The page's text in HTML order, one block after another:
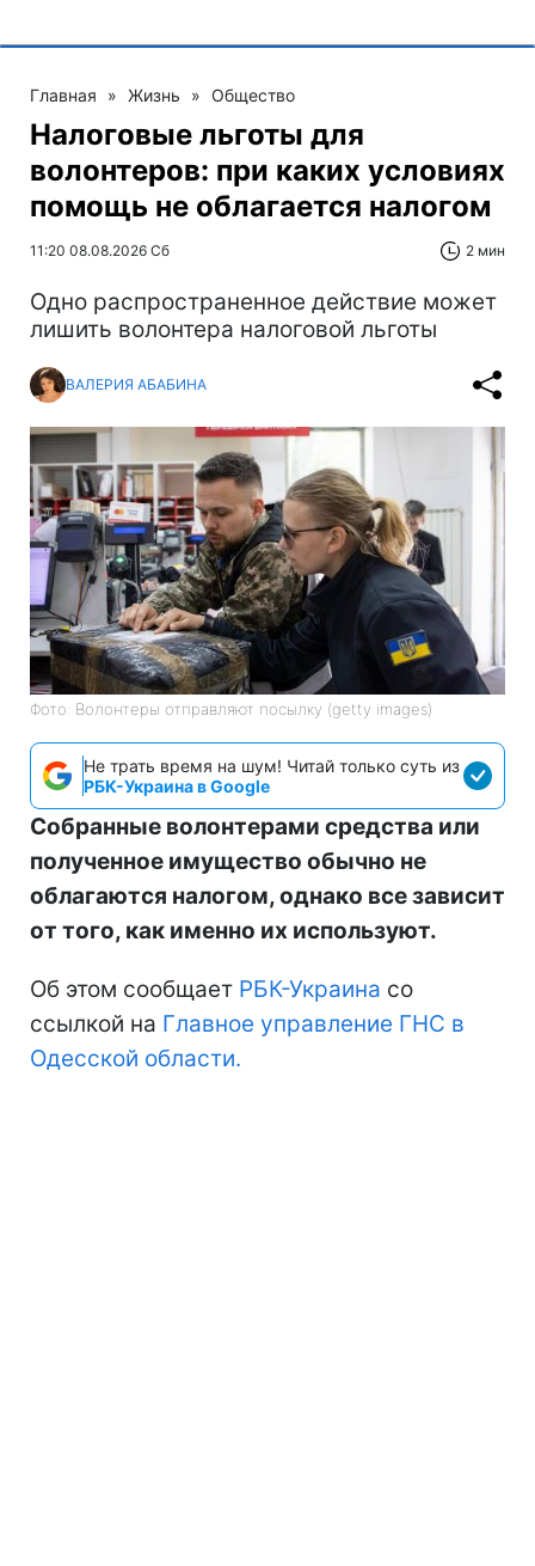
Главная » Жизнь » Общество
Налоговые льготы для
волонтеров: при каких условиях
помощь не облагается налогом
11:20 08.08.2026 Сб 2 мин
Одно распространенное действие может
лишить волонтера налоговой льготы
ВАЛЕРИЯ АБАБИНА
Фото: Волонтеры отправляют посылку (getty images)
Не трать время на шум! Читай только суть из
РБК-Украина в Google
Собранные волонтерами средства или
полученное имущество обычно не
облагаются налогом, однако все зависит
от того, как именно их используют.
Об этом сообщает РБК-Украина со
ссылкой на Главное управление ГНС в
Одесской области.